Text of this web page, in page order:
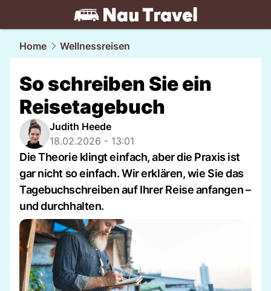
travel.NAU.ch
Home Wellnessreisen
So schreiben Sie ein
Reisetagebuch
Judith Heede
18.02.2026 - 13:01
Die Theorie klingt einfach, aber die Praxis ist
gar nicht so einfach. Wir erklären, wie Sie das
Tagebuchschreiben auf Ihrer Reise anfangen –
und durchhalten.